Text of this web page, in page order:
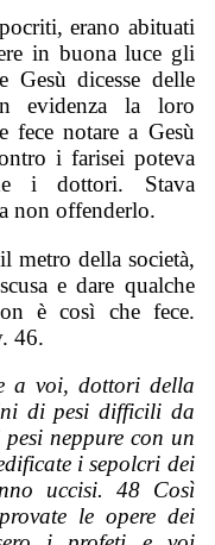
erano abituati
in buona luce gli
dicesse delle
evidenza la loro
fece notare a Gesù
i farisei poteva
i dottori. Stava
non offenderlo.
metro della società,
e dare qualche
è così che fece.
46.
a voi, dottori della
di pesi difficili da
neppure con un
i sepolcri dei
uccisi. 48 Così
le opere dei